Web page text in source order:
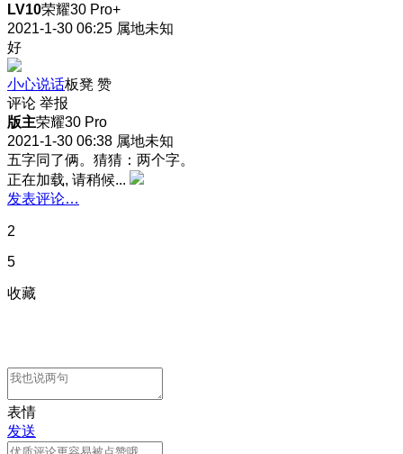
LV10荣耀30 Pro+
2021-1-30 06:25 属地未知
好
小心说话板凳 赞
评论 举报
版主荣耀30 Pro
2021-1-30 06:38 属地未知
五字同了俩。猜猜：两个字。
正在加载, 请稍候...
发表评论…
2
5
收藏
表情
发送